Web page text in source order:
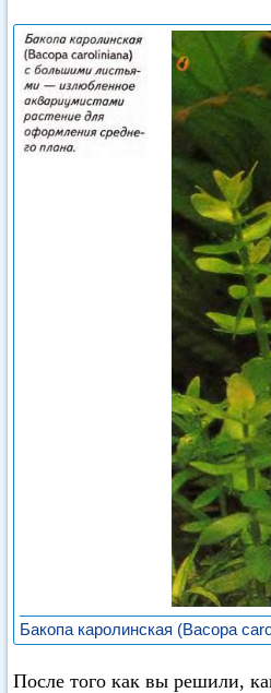
Бакопа каролинская (Васора
После того как вы решили,